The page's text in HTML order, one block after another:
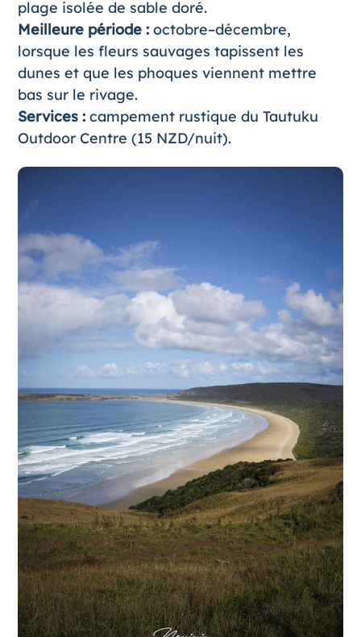
plage isolée de sable doré.
Meilleure période :octobre–décembre,
lorsque les fleurs sauvages tapissent les
dunes et que les phoques viennent mettre
bas sur le rivage.
Services : campement rustique du Tautuku
Outdoor Centre (15 NZD/nuit).